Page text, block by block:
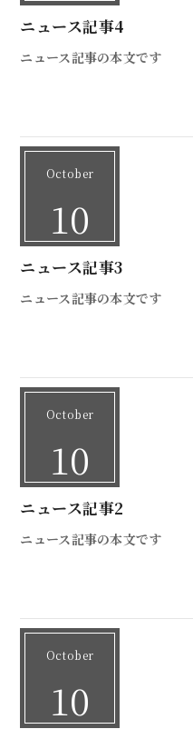
ニュース記事4
ニュース記事の本文です
October
10
ニュース記事3
ニュース記事の本文です
October
10
ニュース記事2
ニュース記事の本文です
October
10